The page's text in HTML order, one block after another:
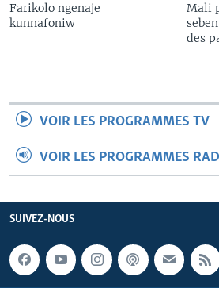
Farikolo ngenaje
kunnafoniw
Mali
des
VOIR LES PROGRAMMES TV
VOIR LES PROGRAMMES
SUIVEZ-NOUS